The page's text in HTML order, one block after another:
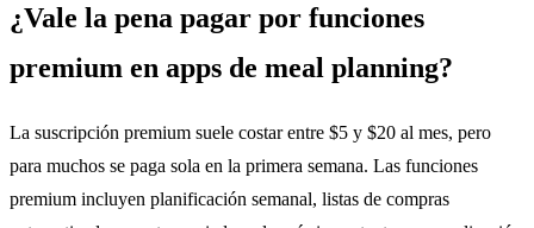
¿Vale la pena pagar por funciones
premium en apps de meal planning?
La suscripción premium suele costar entre $5 y $20 al mes, pero
para muchos se paga sola en la primera semana. Las funciones
premium incluyen planificación semanal, listas de compras